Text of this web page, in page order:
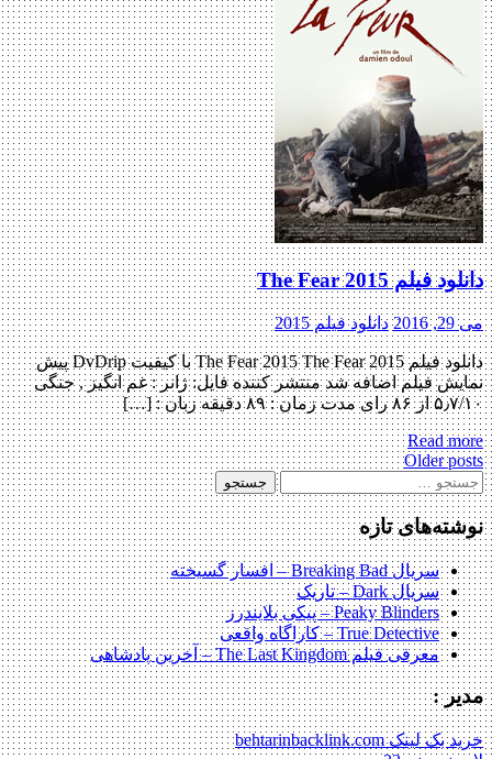
دانلود فیلم The Fear 2015
می 29, 2016 دانلود فیلم 2015
دانلود فیلم The Fear 2015 The Fear 2015 با کیفیت DvDrip پیش
نمایش فیلم اضافه شد منتشر کننده فایل: ژانر : غم انگیز , جنگی
۵٫۷/۱۰ از ۸۶ رای مدت زمان : ۸۹ دقیقه زبان : […]
Read more
Posts
navigation
Older posts
جستجو
برای:
نوشته‌های تازه
سریال Breaking Bad – افسار گسیخته
سریال Dark – تاریک
Peaky Blinders – پیکی بلایندرز
True Detective – کاراگاه واقعی
معرفی فیلم The Last Kingdom – آخرین پادشاهی
مدیر :
خرید بک لینک behtarinbacklink.com